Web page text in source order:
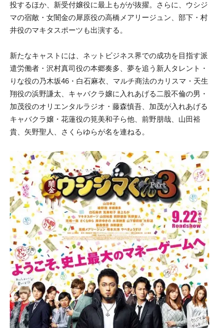
投するほか、新受付嬢役に最上もがが抜擢。さらに、ウシジ
マの宿敵・女闇金の犀原役の高橋メアリージュン、部下・村
井役のマキタスポーツも出演する。
新たなキャストには、ネットビジネス界での成功を目指す派
遣労働者・沢村真司役の本郷奏多、夢を追う新人タレント・
りな役の乃木坂46・白石麻衣、マルチ商法のカリスマ・天生
翔役の浜野謙太、キャバクラ嬢に入れあげる二股不倫の男・
加茂役のオリエンタルラジオ・藤森慎吾、加茂が入れあげる
キャバクラ嬢・花蓮役の筧美和子ら他、前野朋哉、山田裕
貴、矢野聖人、さくらゆらが名を連ねる。